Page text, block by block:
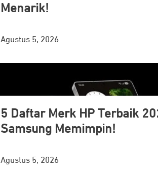
Menarik!
Agustus 5, 2026
5 Daftar Merk HP Terbaik
Samsung Memimpin!
Agustus 5, 2026